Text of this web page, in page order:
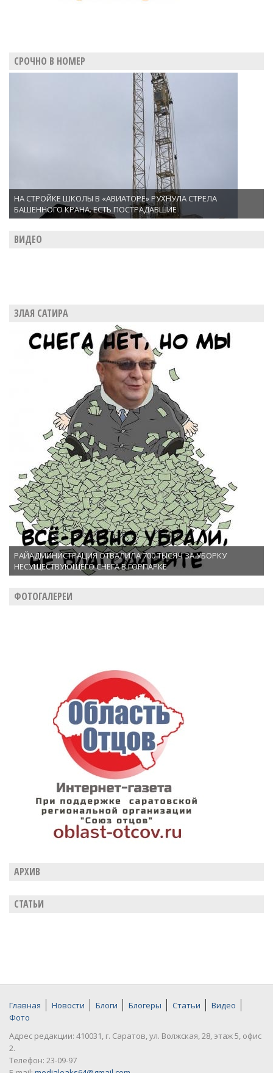
СРОЧНО В НОМЕР
НА СТРОЙКЕ ШКОЛЫ В «АВИАТОРЕ» РУХНУЛА СТРЕЛА
БАШЕННОГО КРАНА. ЕСТЬ ПОСТРАДАВШИЕ
ВИДЕО
ЗЛАЯ САТИРА
РАЙАДМИНИСТРАЦИЯ ОТВАЛИЛА 700 ТЫСЯЧ ЗА УБОРКУ
НЕСУЩЕСТВУЮЩЕГО СНЕГА В ГОРПАРКЕ
ФОТОГАЛЕРЕИ
АРХИВ
СТАТЬИ
Главная Новости Блоги Блогеры Статьи
Видео
Фото
Адрес редакции: 410031, г. Саратов, ул. Волжская, 28, этаж 5, офис
2.
Телефон: 23-09-97